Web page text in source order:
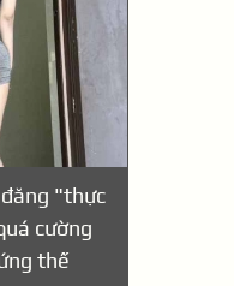
"thực
cường
thế